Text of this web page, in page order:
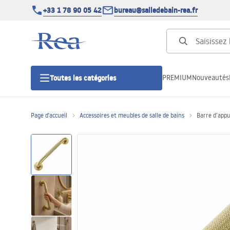
+33 1 78 90 05 42 bureau@salledebain-rea.fr
Toutes les catégories
Receveurs de douche
Caniveaux de douche
PREMIUMNouveautés
Page d'accueil Accessoires et meubles de salle de bains Barre